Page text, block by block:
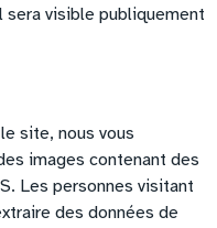
visible publiquement
site, nous vous
images contenant des
Les personnes visitant
des données de